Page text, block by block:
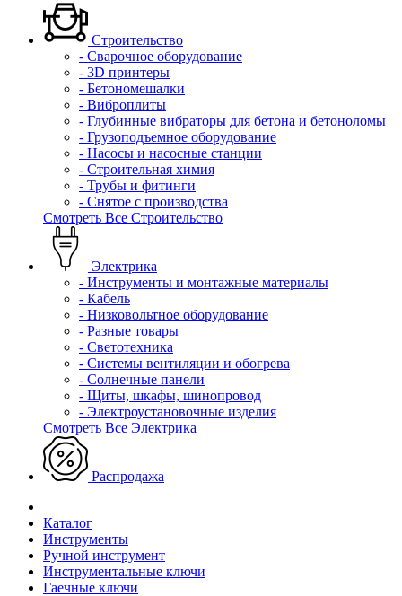
Строительство
- Сварочное оборудование
- 3D принтеры
- Бетономешалки
- Виброплиты
- Глубинные вибраторы для бетона и бетоноломы
- Грузоподъемное оборудование
- Насосы и насосные станции
- Строительная химия
- Трубы и фитинги
- Снятое с производства
Смотреть Все Строительство
Электрика
- Инструменты и монтажные материалы
- Кабель
- Низковольтное оборудование
- Разные товары
- Светотехника
- Системы вентиляции и обогрева
- Солнечные панели
- Щиты, шкафы, шинопровод
- Электроустановочные изделия
Смотреть Все Электрика
Распродажа
Каталог
Инструменты
Ручной инструмент
Инструментальные ключи
Гаечные ключи